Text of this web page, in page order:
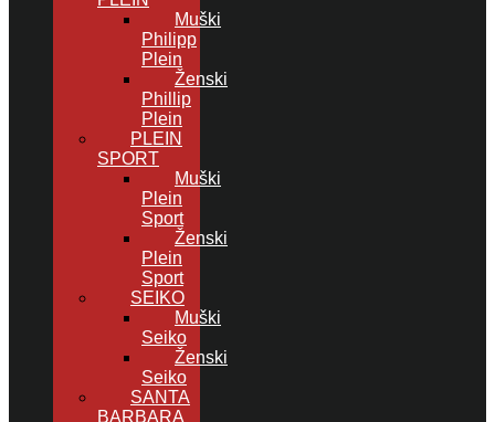
Muški
Philipp
Plein
Ženski
Phillip
Plein
PLEIN
SPORT
Muški
Plein
Sport
Ženski
Plein
Sport
SEIKO
Muški
Seiko
Ženski
Seiko
SANTA
BARBARA